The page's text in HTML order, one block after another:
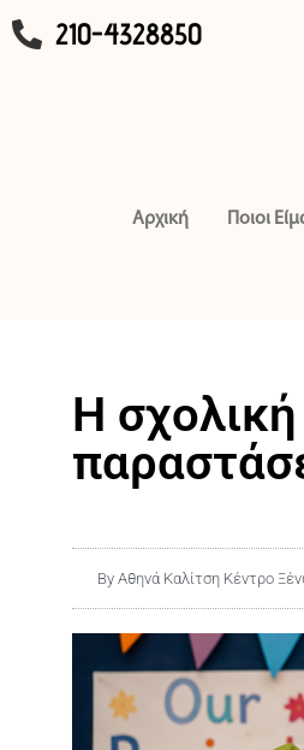
210-4328850
Αρχική Ποιοι
Η
By Αθηνά Καλίτση Κέντρο